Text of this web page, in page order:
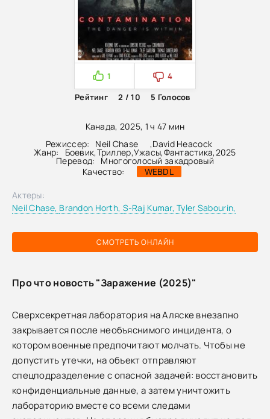
Канада, 2025, 1 ч 47 мин
Режиссер:
Neil Chase ,David Heacock
Жанр: Боевик,Триллер,Ужасы,Фантастика,2025
Перевод: Многоголосый закадровый
Качество:
WEBDL
1
4
Рейтинг
2 / 10 5 Голосов
СМОТРЕТЬ ОНЛАЙН
Актеры:
Neil Chase, Brandon Horth, S-Raj Kumar,Tyler Sabourin,
Про что новость "Заражение (2025)"
Сверхсекретная лаборатория на Аляске внезапно
закрывается после необъяснимого инцидента, о
котором военные предпочитают молчать. Чтобы не
допустить утечки, на объект отправляют
спецподразделение с опасной задачей: восстановить
конфиденциальные данные, а затем уничтожить
лабораторию вместе со всеми следами